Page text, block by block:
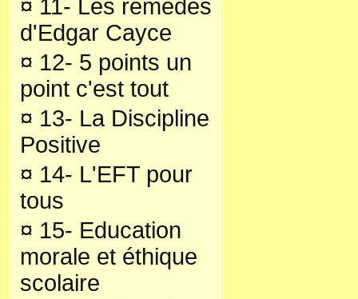
¤ 11- Les remèdes
d'Edgar Cayce
¤ 12- 5 points un
point c'est tout
¤ 13- La Discipline
Positive
¤ 14- L'EFT pour
tous
¤ 15- Education
morale et éthique
scolaire